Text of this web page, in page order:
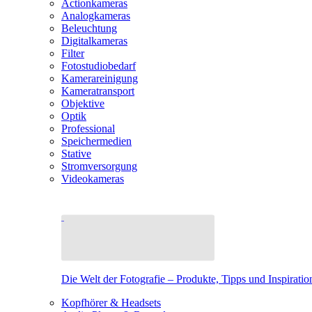
Actionkameras
Analogkameras
Beleuchtung
Digitalkameras
Filter
Fotostudiobedarf
Kamerareinigung
Kameratransport
Objektive
Optik
Professional
Speichermedien
Stative
Stromversorgung
Videokameras
Die Welt der Fotografie – Produkte, Tipps und
Kopfhörer & Headsets